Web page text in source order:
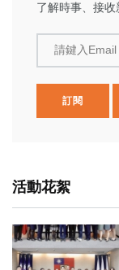
了解時事、接收
請鍵入Email
訂閱
活動花絮